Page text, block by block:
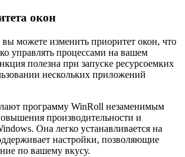
окон
можете изменить приоритет окон, что
управлять процессами на вашем
полезна при запуске ресурсоемких
нескольких приложений
программу WinRoll незаменимым
производительности и
Она легко устанавливается на
настройки, позволяющие
по вашему вкусу.